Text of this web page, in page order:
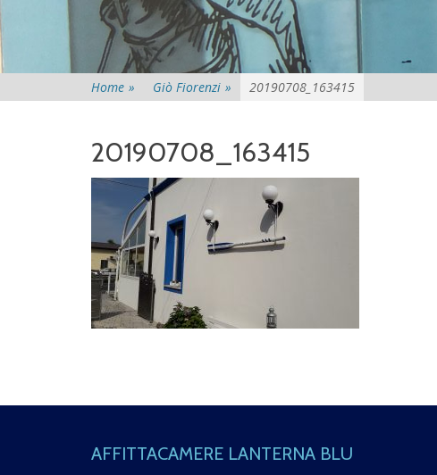
Home » Giò Fiorenzi » 20190708_163415
20190708_163415
AFFITTACAMERE LANTERNA BLU